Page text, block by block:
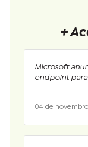
+
Microsoft
endpoint para
04 de novembro